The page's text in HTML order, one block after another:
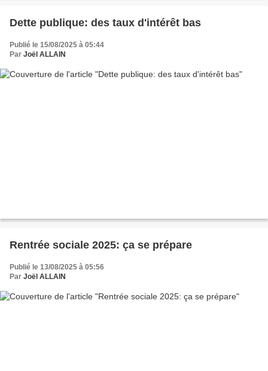
Dette publique: des taux d'intérêt bas
Publié le 15/08/2025 à 05:44
Par Joël ALLAIN
Rentrée sociale 2025: ça se prépare
Publié le 13/08/2025 à 05:56
Par Joël ALLAIN